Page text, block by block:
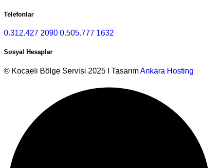
Telefonlar
0.312.427 2090 0.505.777 1632
Sosyal Hesaplar
© Kocaeli Bölge Servisi 2025 I TasarımAnkara Hosting